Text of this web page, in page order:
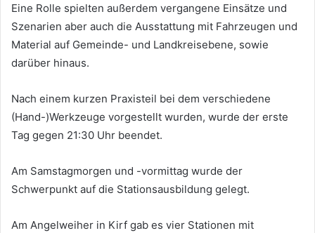
Eine Rolle spielten außerdem vergangene Einsätze und
Szenarien aber auch die Ausstattung mit Fahrzeugen und
Material auf Gemeinde- und Landkreisebene, sowie
darüber hinaus.
Nach einem kurzen Praxisteil bei dem verschiedene
(Hand-)Werkzeuge vorgestellt wurden, wurde der erste
Tag gegen 21:30 Uhr beendet.
Am Samstagmorgen und -vormittag wurde der
Schwerpunkt auf die Stationsausbildung gelegt.
Am Angelweiher in Kirf gab es vier Stationen mit